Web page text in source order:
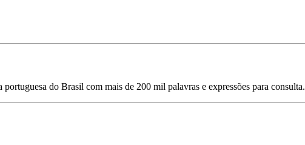
do Brasil com mais de 200 mil palavras e expressões para consulta.